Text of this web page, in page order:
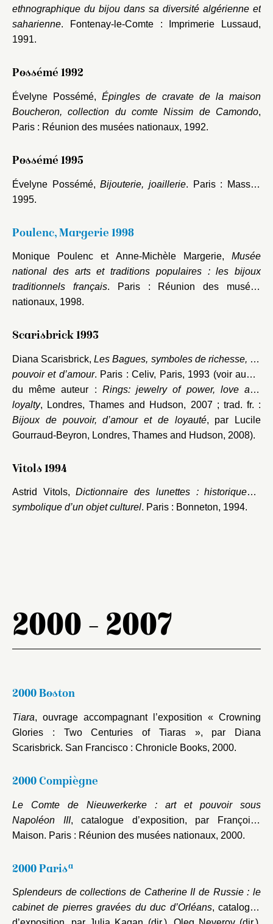
ethnographique du bijou dans sa diversité algérienne et
saharienne. Fontenay-le-Comte : Imprimerie Lussaud,
1991.
Possémé 1992
Évelyne Possémé, Épingles de cravate de la maison
Boucheron, collection du comte Nissim de Camondo,
Paris : Réunion des musées nationaux, 1992.
Possémé 1995
Évelyne Possémé,Bijouterie, joaillerie. Paris : Massin,
1995.
Poulenc, Margerie 1998
Monique Poulenc et Anne-Michèle Margerie, Musée
national des arts et traditions populaires : les bijoux
traditionnels français. Paris : Réunion des musées
nationaux, 1998.
Scarisbrick 1993
Diana Scarisbrick,Les Bagues, symboles de richesse, de
pouvoir et d’amour. Paris : Celiv, Paris, 1993 (voir aussi,
du même auteur : Rings: jewelry of power, love and
loyalty, Londres, Thames and Hudson, 2007 ; trad. fr. :
Bijoux de pouvoir, d’amour et de loyauté, par Lucile
Gourraud-Beyron, Londres, Thames and Hudson, 2008).
Vitols 1994
Astrid Vitols,Dictionnaire des lunettes : historique et
symbolique d’un objet culturel. Paris : Bonneton, 1994.
2000 - 2007
2000 Boston
Tiara, ouvrage accompagnant l’exposition « Crowning
Glories : Two Centuries of Tiaras », par Diana
Scarisbrick. San Francisco : Chronicle Books, 2000.
2000 Compiègne
Le Comte de Nieuwerkerke : art et pouvoir sous
Napoléon III, catalogue d’exposition, par Françoise
Maison. Paris : Réunion des musées nationaux, 2000.
2000 Parisa
Splendeurs de collections de Catherine II de Russie : le
cabinet de pierres gravées du duc d’Orléans, catalogue